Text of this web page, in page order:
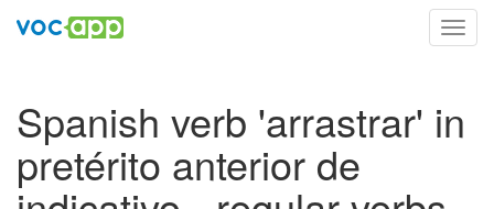
Spanish verb 'arrastrar' in
pretérito anterior de